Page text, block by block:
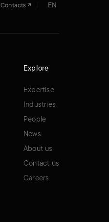
Contacts EN
Explore
Expertise
Industries
People
News
About us
Contact us
Careers